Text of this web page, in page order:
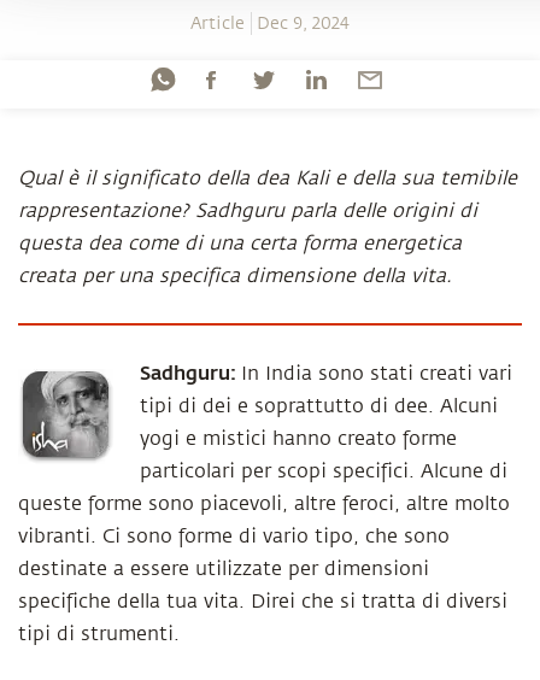
Article Dec 9, 2024
Qual è il significato della dea Kali e della sua temibile
rappresentazione? Sadhguru parla delle origini di
questa dea come di una certa forma energetica
creata per una specifica dimensione della vita.
Sadhguru: In India sono stati creati vari
tipi di dei e soprattutto di dee. Alcuni
yogi e mistici hanno creato forme
particolari per scopi specifici. Alcune di
queste forme sono piacevoli, altre feroci, altre molto
vibranti. Ci sono forme di vario tipo, che sono
destinate a essere utilizzate per dimensioni
specifiche della tua vita. Direi che si tratta di diversi
tipi di strumenti.